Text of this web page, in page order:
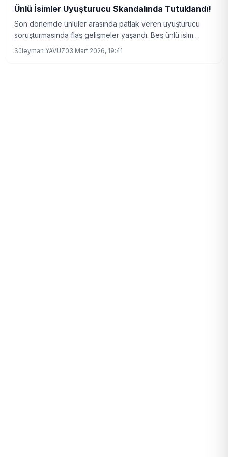
Ünlü İsimler Uyuşturucu Skandalında Tutuklandı!
Son dönemde ünlüler arasında patlak veren uyuşturucu
soruşturmasında flaş gelişmeler yaşandı. Beş ünlü isim
Süleyman YAVUZ03 Mart 2026, 19:41